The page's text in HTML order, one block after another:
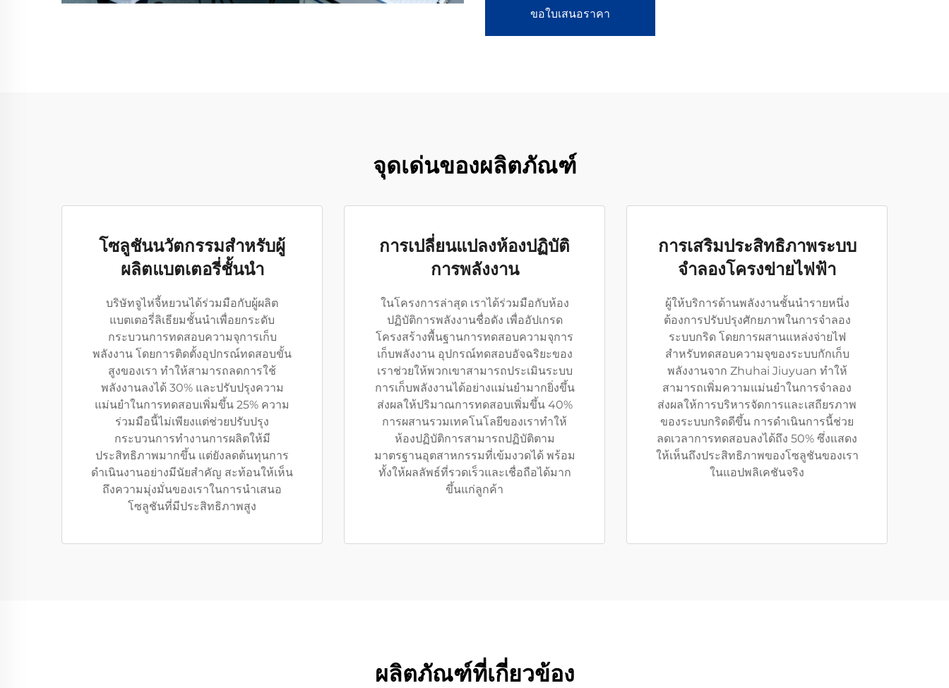
ขอใบเสนอราคา
จุดเด่นของผลิตภัณฑ์
โซลูชันนวัตกรรมสำหรับผู้
ผลิตแบตเตอรี่ชั้นนำ
บริษัทจูไห่จี้หยวนได้ร่วมมือกับผู้ผลิต
แบตเตอรี่ลิเธียมชั้นนำเพื่อยกระดับ
กระบวนการทดสอบความจุการเก็บ
พลังงาน โดยการติดตั้งอุปกรณ์ทดสอบขั้น
สูงของเรา ทำให้สามารถลดการใช้
พลังงานลงได้ 30% และปรับปรุงความ
แม่นยำในการทดสอบเพิ่มขึ้น 25% ความ
ร่วมมือนี้ไม่เพียงแต่ช่วยปรับปรุง
กระบวนการทำงานการผลิตให้มี
ประสิทธิภาพมากขึ้น แต่ยังลดต้นทุนการ
ดำเนินงานอย่างมีนัยสำคัญ สะท้อนให้เห็น
ถึงความมุ่งมั่นของเราในการนำเสนอ
โซลูชันที่มีประสิทธิภาพสูง
การเปลี่ยนแปลงห้องปฏิบัติ
การพลังงาน
ในโครงการล่าสุด เราได้ร่วมมือกับห้อง
ปฏิบัติการพลังงานชื่อดัง เพื่ออัปเกรด
โครงสร้างพื้นฐานการทดสอบความจุการ
เก็บพลังงาน อุปกรณ์ทดสอบอัจฉริยะของ
เราช่วยให้พวกเขาสามารถประเมินระบบ
การเก็บพลังงานได้อย่างแม่นยำมากยิ่งขึ้น
ส่งผลให้ปริมาณการทดสอบเพิ่มขึ้น 40%
การผสานรวมเทคโนโลยีของเราทำให้
ห้องปฏิบัติการสามารถปฏิบัติตาม
มาตรฐานอุตสาหกรรมที่เข้มงวดได้ พร้อม
ทั้งให้ผลลัพธ์ที่รวดเร็วและเชื่อถือได้มาก
ขึ้นแก่ลูกค้า
การเสริมประสิทธิภาพระบบ
จำลองโครงข่ายไฟฟ้า
ผู้ให้บริการด้านพลังงานชั้นนำรายหนึ่ง
ต้องการปรับปรุงศักยภาพในการจำลอง
ระบบกริด โดยการผสานแหล่งจ่ายไฟ
สำหรับทดสอบความจุของระบบกักเก็บ
พลังงานจาก Zhuhai Jiuyuan ทำให้
สามารถเพิ่มความแม่นยำในการจำลอง
ส่งผลให้การบริหารจัดการและเสถียรภาพ
ของระบบกริดดีขึ้น การดำเนินการนี้ช่วย
ลดเวลาการทดสอบลงได้ถึง 50% ซึ่งแสดง
ให้เห็นถึงประสิทธิภาพของโซลูชันของเรา
ในแอปพลิเคชันจริง
ผลิตภัณฑ์ที่เกี่ยวข้อง